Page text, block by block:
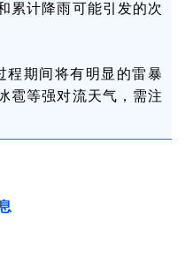
累计降雨可能引发的次
程期间将有明显的雷暴
雹等强对流天气，需注